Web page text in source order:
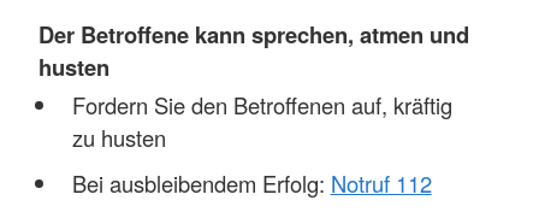
Der Betroffene kann sprechen, atmen und
husten
Fordern Sie den Betroffenen auf, kräftig
zu husten
Bei ausbleibendem Erfolg: Notruf 112